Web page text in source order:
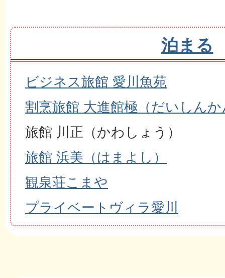
泊まる
ビジネス旅館 愛川魚苑
割烹旅館 大進館極（だいしん
旅館 川正（かわしょう）
旅館 浜美（はまよし）
観泉荘こまや
プライベートヴィラ愛川